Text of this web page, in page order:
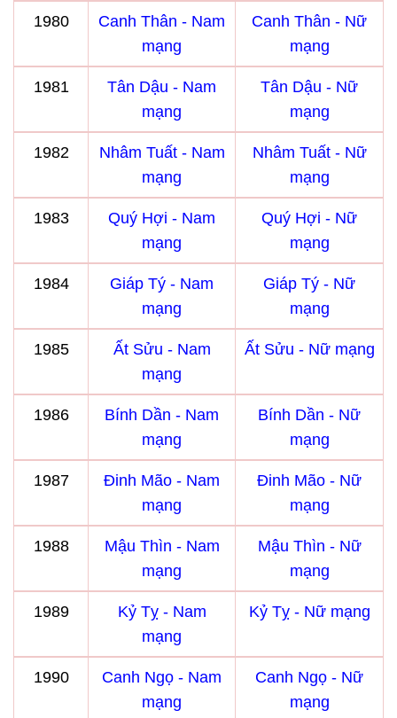
1980
Canh Thân - Nam
mạng
Canh Thân - Nữ
mạng
1981
Tân Dậu - Nam
mạng
Tân Dậu - Nữ
mạng
1982
Nhâm Tuất - Nam
mạng
Nhâm Tuất - Nữ
mạng
1983
Quý Hợi - Nam
mạng
Quý Hợi - Nữ
mạng
1984
Giáp Tý - Nam
mạng
Giáp Tý - Nữ
mạng
1985
Ất Sửu - Nam
mạng
Ất Sửu - Nữ mạng
1986
Bính Dần - Nam
mạng
Bính Dần - Nữ
mạng
1987
Đinh Mão - Nam
mạng
Đinh Mão - Nữ
mạng
1988
Mậu Thìn - Nam
mạng
Mậu Thìn - Nữ
mạng
1989
Kỷ Tỵ - Nam
mạng
Kỷ Tỵ - Nữ mạng
1990
Canh Ngọ - Nam
mạng
Canh Ngọ - Nữ
mạng